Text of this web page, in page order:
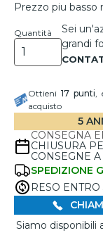
Prezzo piu
Quantità
Sei
grandi
Ottieni17 punti,
acquisto
5
CONSEGNA
CHIUSURA
CONSEGNE
SPEDIZIONE
RESO
Siamo disponibili